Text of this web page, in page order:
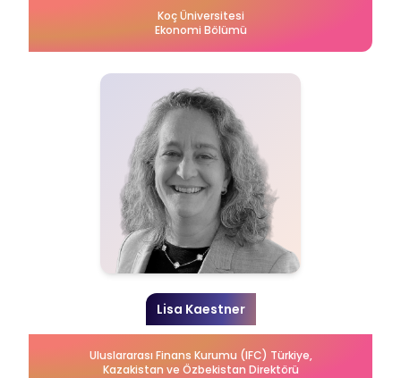
Koç Üniversitesi
Ekonomi Bölümü
Lisa Kaestner
Uluslararası Finans Kurumu (IFC) Türkiye,
Kazakistan ve Özbekistan Direktörü